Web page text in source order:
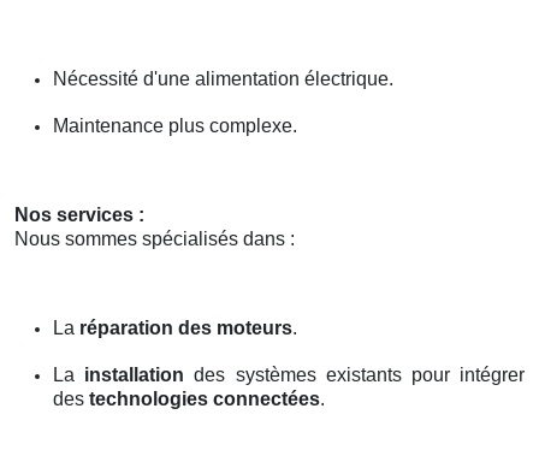
Nécessité d'une alimentation électrique.
Maintenance plus complexe.
Nos services :
Nous sommes spécialisés dans :
La réparation des moteurs.
La installation des systèmes existants pour intégrer
des technologies connectées.